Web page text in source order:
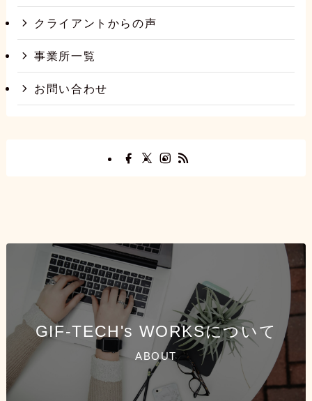
クライアントからの声
事業所一覧
お問い合わせ
GIF-TECH's WORKSについて
ABOUT